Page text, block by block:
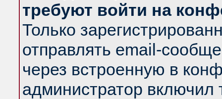
требуют войти на
Только
отправлять email-
через встроенную в
администратор